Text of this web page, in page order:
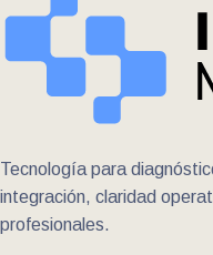
Tecnología para
integración, claridad
profesionales.